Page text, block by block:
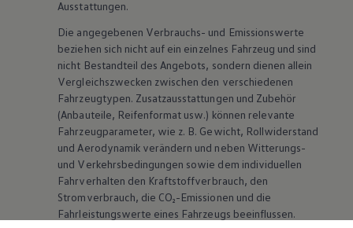
Ausstattungen.
Die angegebenen Verbrauchs- und Emissionswerte
beziehen sich nicht auf ein einzelnes Fahrzeug und sind
nicht Bestandteil des Angebots, sondern dienen allein
Vergleichszwecken zwischen den verschiedenen
Fahrzeugtypen. Zusatzausstattungen und Zubehör
(Anbauteile, Reifenformat usw.) können relevante
Fahrzeugparameter, wie z. B. Gewicht, Rollwiderstand
und Aerodynamik verändern und neben Witterungs-
und Verkehrsbedingungen sowie dem individuellen
Fahrverhalten den Kraftstoffverbrauch, den
Stromverbrauch, die CO₂-Emissionen und die
Fahrleistungswerte eines Fahrzeugs beeinflussen.